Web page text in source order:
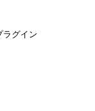
ラグイン